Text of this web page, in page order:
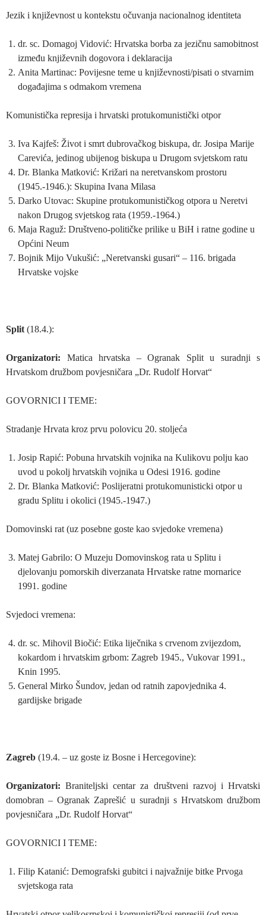
Jezik i književnost u kontekstu očuvanja nacionalnog identiteta
dr. sc. Domagoj Vidović: Hrvatska borba za jezičnu samobitnost
između književnih dogovora i deklaracija
Anita Martinac: Povijesne teme u književnosti/pisati o stvarnim
događajima s odmakom vremena
Komunistička represija i hrvatski protukomunistički otpor
Iva Kajfeš: Život i smrt dubrovačkog biskupa, dr. Josipa Marije
Carevića, jedinog ubijenog biskupa u Drugom svjetskom ratu
Dr. Blanka Matković: Križari na neretvanskom prostoru
(1945.-1946.): Skupina Ivana Milasa
Darko Utovac: Skupine protukomunističkog otpora u Neretvi
nakon Drugog svjetskog rata (1959.-1964.)
Maja Raguž: Društveno-političke prilike u BiH i ratne godine u
Općini Neum
Bojnik Mijo Vukušić: „Neretvanski gusari“ – 116. brigada
Hrvatske vojske
Split (18.4.):
Organizatori: Matica hrvatska – Ogranak Split u suradnji s
Hrvatskom družbom povjesničara „Dr. Rudolf Horvat“
GOVORNICI I TEME:
Stradanje Hrvata kroz prvu polovicu 20. stoljeća
Josip Rapić: Pobuna hrvatskih vojnika na Kulikovu polju kao
uvod u pokolj hrvatskih vojnika u Odesi 1916. godine
Dr. Blanka Matković: Poslijeratni protukomunisticki otpor u
gradu Splitu i okolici (1945.-1947.)
Domovinski rat (uz posebne goste kao svjedoke vremena)
Matej Gabrilo: O Muzeju Domovinskog rata u Splitu i
djelovanju pomorskih diverzanata Hrvatske ratne mornarice
1991. godine
Svjedoci vremena:
dr. sc. Mihovil Biočić: Etika liječnika s crvenom zvijezdom,
kokardom i hrvatskim grbom: Zagreb 1945., Vukovar 1991.,
Knin 1995.
General Mirko Šundov, jedan od ratnih zapovjednika 4.
gardijske brigade
Zagreb (19.4. – uz goste iz Bosne i Hercegovine):
Organizatori: Braniteljski centar za društveni razvoj i Hrvatski
domobran – Ogranak Zaprešić u suradnji s Hrvatskom družbom
povjesničara „Dr. Rudolf Horvat“
GOVORNICI I TEME:
Filip Katanić: Demografski gubitci i najvažnije bitke Prvoga
svjetskoga rata